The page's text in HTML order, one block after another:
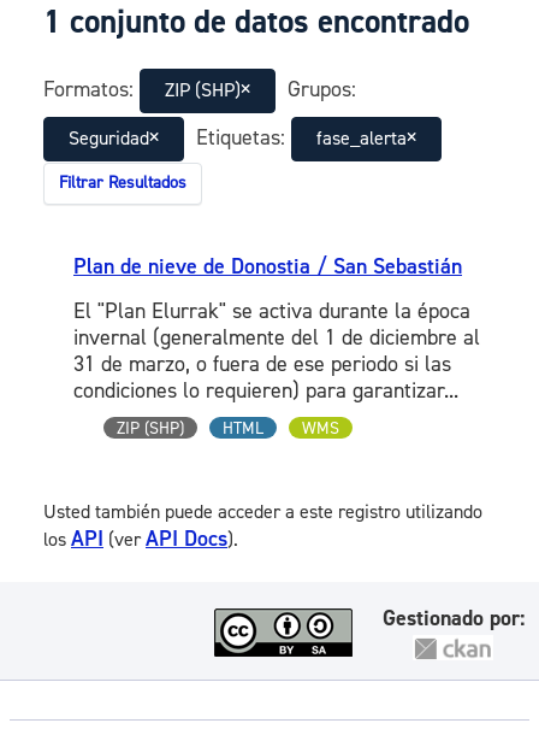
1 conjunto de datos encontrado
Formatos: ZIP (SHP) Grupos:
Seguridad Etiquetas: fase_alerta
Filtrar Resultados
Plan de nieve de Donostia / San Sebastián
El "Plan Elurrak" se activa durante la época
invernal (generalmente del 1 de diciembre al
31 de marzo, o fuera de ese periodo si las
condiciones lo requieren) para garantizar...
ZIP (SHP) HTML WMS
Usted también puede acceder a este registro utilizando
los API (verAPI Docs).
Gestionado por: